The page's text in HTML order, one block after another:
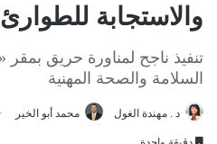
والاستجابة للطوارئ
السلامة والصحة المهنية
د . مهندة الغول محمد أبو الخير